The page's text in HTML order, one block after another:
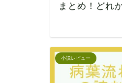
まとめ！どれ
小説レビュー